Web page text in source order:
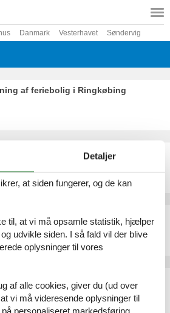
Danmark Vesterhavet Søndervig
af feriebolig i Ringkøbing
Fladsbjergvej
Opstrupsvej
Detaljer
at siden fungerer, og de kan
til, at vi må opsamle statistik, hjælper
udvikle siden. I så fald vil der blive
oplysninger til vores
af alle cookies, giver du (ud over
vi må videresende oplysninger til
personaliseret markedsføring.